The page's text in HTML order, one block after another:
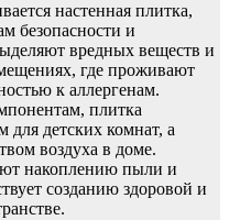
настенная плитка,
безопасности и
вредных веществ и
где проживают
к аллергенам.
плитка
детских комнат, а
воздуха в доме.
накоплению пыли и
созданию здоровой и